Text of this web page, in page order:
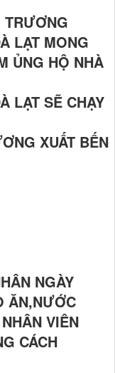
TRƯƠNG
LẠT MONG
ỦNG HỘ NHÀ
LẠT SẼ CHẠY
XUẤT BẾN
NGÀY
ĂN,NƯỚC
VIÊN
CÁCH